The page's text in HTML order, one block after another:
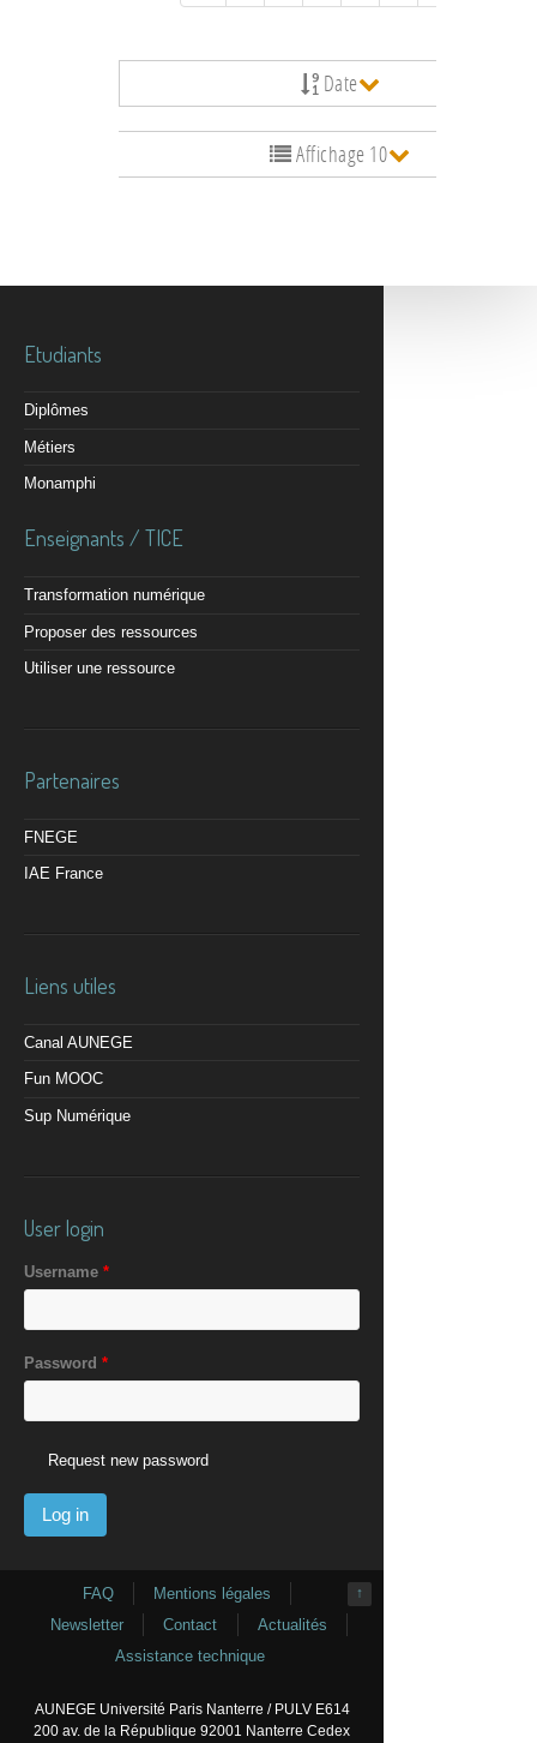
Date
Affichage 10
Etudiants
Diplômes
Métiers
Monamphi
Enseignants / TICE
Transformation numérique
Proposer des ressources
Utiliser une ressource
Partenaires
FNEGE
IAE France
Liens utiles
Canal AUNEGE
Fun MOOC
Sup Numérique
User login
Username *
Password *
Request new password
↑
FAQ
Mentions légales
Newsletter
Contact
Actualités
Assistance technique
AUNEGE Université Paris Nanterre / PULV E614
200 av. de la République 92001 Nanterre Cedex